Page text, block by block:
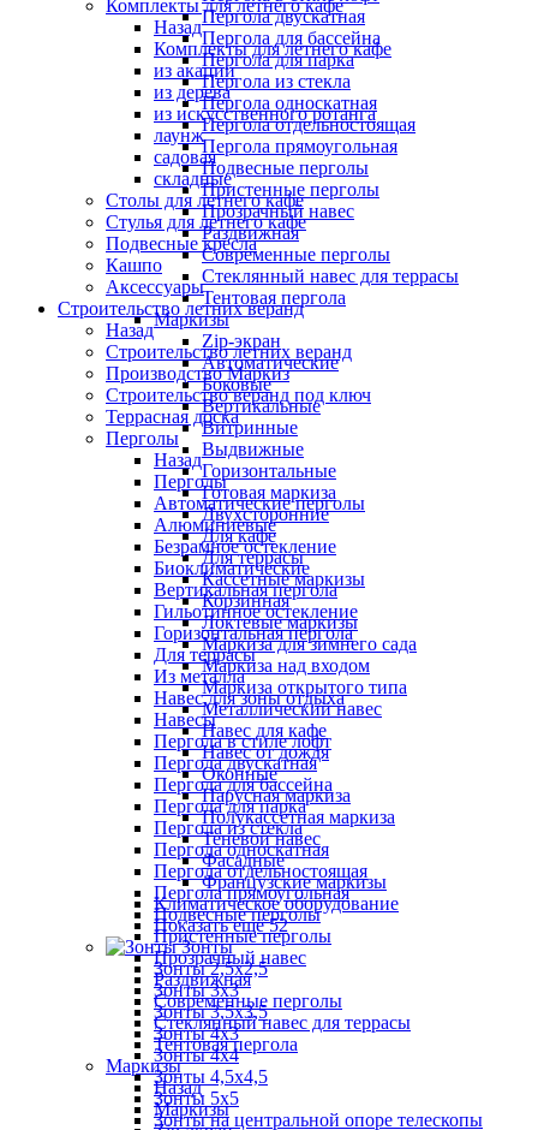
Пергола двускатная
Пергола для бассейна
Пергола для парка
Пергола из стекла
Пергола односкатная
Пергола отдельностоящая
Пергола прямоугольная
Подвесные перголы
Пристенные перголы
Прозрачный навес
Раздвижная
Современные перголы
Стеклянный навес для террасы
Тентовая пергола
Маркизы
Zip-экран
Автоматические
Боковые
Вертикальные
Витринные
Выдвижные
Горизонтальные
Готовая маркиза
Двухсторонние
Для кафе
Для террасы
Кассетные маркизы
Корзинная
Локтевые маркизы
Маркиза для зимнего сада
Маркиза над входом
Маркиза открытого типа
Металлический навес
Навес для кафе
Навес от дождя
Оконные
Парусная маркиза
Полукассетная маркиза
Теневой навес
Фасадные
Французские маркизы
Климатическое оборудование
Показать ещё 52
Зонты
Зонты 2,5х2,5
Зонты 3х3
Зонты 3,5х3,5
Зонты 4х3
Зонты 4х4
Зонты 4,5х4,5
Зонты 5х5
Зонты на центральной опоре телескопы
Комплекты для летнего кафе
Назад
Комплекты для летнего кафе
из акации
из дерева
из искусственного ротанга
лаунж
садовая
складные
Столы для летнего кафе
Стулья для летнего кафе
Подвесные кресла
Кашпо
Аксессуары
Строительство летних веранд
Назад
Строительство летних веранд
Производство Маркиз
Строительство веранд под ключ
Террасная доска
Перголы
Назад
Перголы
Автоматические перголы
Алюминиевые
Безрамное остекление
Биоклиматические
Вертикальная пергола
Гильотинное остекление
Горизонтальная пергола
Для террасы
Из металла
Навес для зоны отдыха
Навесы
Пергола в стиле лофт
Пергола двускатная
Пергола для бассейна
Пергола для парка
Пергола из стекла
Пергола односкатная
Пергола отдельностоящая
Пергола прямоугольная
Подвесные перголы
Пристенные перголы
Прозрачный навес
Раздвижная
Современные перголы
Стеклянный навес для террасы
Тентовая пергола
Маркизы
Назад
Маркизы